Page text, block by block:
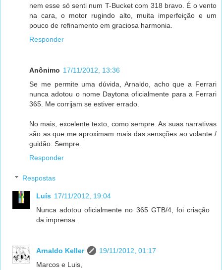
nem esse só senti num T-Bucket com 318 bravo. É o vento
na cara, o motor rugindo alto, muita imperfeição e um
pouco de refinamento em graciosa harmonia.
Responder
Anônimo 17/11/2012, 13:36
Se me permite uma dúvida, Arnaldo, acho que a Ferrari
nunca adotou o nome Daytona oficialmente para a Ferrari
365. Me corrijam se estiver errado.
No mais, excelente texto, como sempre. As suas narrativas
são as que me aproximam mais das sensções ao volante /
guidão. Sempre.
Responder
Respostas
Luís 17/11/2012, 19:04
Nunca adotou oficialmente no 365 GTB/4, foi criação
da imprensa.
Arnaldo Keller
19/11/2012, 01:17
Marcos e Luis,